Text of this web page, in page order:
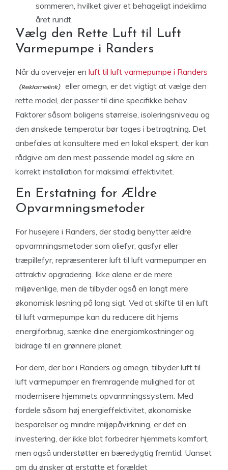
sommeren, hvilket giver et behageligt indeklima
året rundt.
Vælg den Rette Luft til Luft
Varmepumpe i Randers
Når du overvejer en luft til luft varmepumpe i Randers
eller omegn, er det vigtigt at vælge den
rette model, der passer til dine specifikke behov.
Faktorer såsom boligens størrelse, isoleringsniveau og
den ønskede temperatur bør tages i betragtning. Det
anbefales at konsultere med en lokal ekspert, der kan
rådgive om den mest passende model og sikre en
korrekt installation for maksimal effektivitet.
En Erstatning for Ældre
Opvarmningsmetoder
For husejere i Randers, der stadig benytter ældre
opvarmningsmetoder som oliefyr, gasfyr eller
træpillefyr, repræsenterer luft til luft varmepumper en
attraktiv opgradering. Ikke alene er de mere
miljøvenlige, men de tilbyder også en langt mere
økonomisk løsning på lang sigt. Ved at skifte til en luft
til luft varmepumpe kan du reducere dit hjems
energiforbrug, sænke dine energiomkostninger og
bidrage til en grønnere planet.
For dem, der bor i Randers og omegn, tilbyder luft til
luft varmepumper en fremragende mulighed for at
modernisere hjemmets opvarmningssystem. Med
fordele såsom høj energieffektivitet, økonomiske
besparelser og mindre miljøpåvirkning, er det en
investering, der ikke blot forbedrer hjemmets komfort,
men også understøtter en bæredygtig fremtid. Uanset
om du ønsker at erstatte et forældet